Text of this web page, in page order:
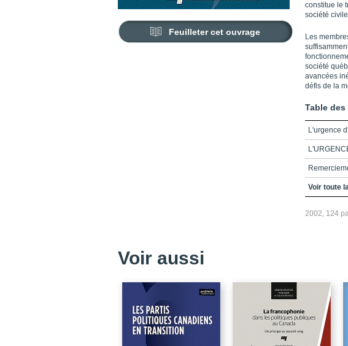
Feuilleter cet ouvrage
constitue le
société
Les
société
avancées
défis de la
Table des
L'urgence
Liste des
Les auteurs
Voir toute
2002, 124
Voir aussi